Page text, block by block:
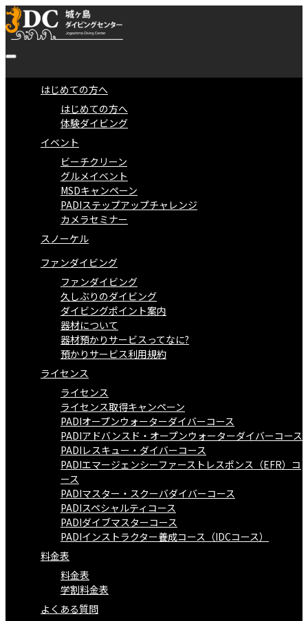
はじめての方へ
はじめての方へ
体験ダイビング
イベント
ビーチクリーン
グルメイベント
MSDキャンペーン
PADIステップアップチャレンジ
カメラセミナー
スノーケル
ファンダイビング
ファンダイビング
久しぶりのダイビング
ダイビングポイント案内
器材について
器材預かりサービスってなに?
預かりサービス利用規約
ライセンス
ライセンス
ライセンス取得キャンペーン
PADIオープンウォーターダイバーコース
PADIアドバンスド・オープンウォーターダイバーコース
PADIレスキュー・ダイバーコース
PADIエマージェンシーファーストレスポンス（EFR）コ
ース
PADIマスター・スクーバダイバーコース
PADIスペシャルティコース
PADIダイブマスターコース
PADIインストラクター養成コース（IDCコース）
料金表
料金表
学割料金表
よくある質問